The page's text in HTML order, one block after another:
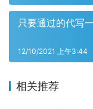
只要通过的代写
12/10/2021 上午3:44
相关推荐